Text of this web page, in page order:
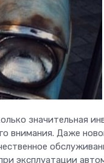
значительная
внимания. Даже
эксплуатации